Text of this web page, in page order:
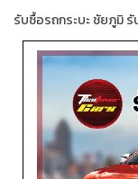
รับซื้อรถกระบะ ชัยภูมิ